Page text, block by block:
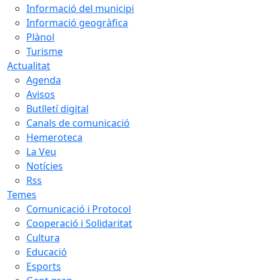
Informació del municipi
Informació geogràfica
Plànol
Turisme
Actualitat
Agenda
Avisos
Butlletí digital
Canals de comunicació
Hemeroteca
La Veu
Notícies
Rss
Temes
Comunicació i Protocol
Cooperació i Solidaritat
Cultura
Educació
Esports